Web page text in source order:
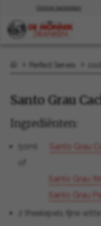
Online bestellen
Perfect Serves
Santo Grau
Ingrediënten:
50ml
Santo Grau
Santo Grau
Santo Grau
2 theelepels fijne